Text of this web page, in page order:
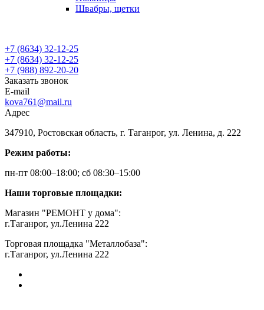
Швабры, щетки
+7 (8634) 32-12-25
+7 (8634) 32-12-25
+7 (988) 892-20-20
Заказать звонок
E-mail
kova761@mail.ru
Адрес
347910, Ростовская область, г. Таганрог, ул. Ленина, д. 222
Режим работы:
пн-пт 08:00–18:00; сб 08:30–15:00
Наши торговые площадки:
Магазин "РЕМОНТ у дома":
г.Таганрог, ул.Ленина 222
Торговая площадка "Металлобаза":
г.Таганрог, ул.Ленина 222